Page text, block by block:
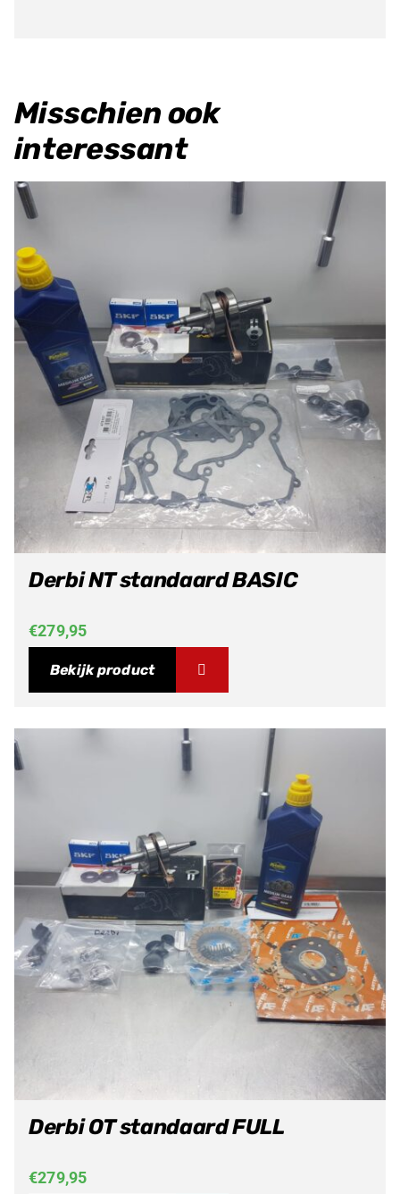
Misschien ook
interessant
Derbi NT standaard BASIC
€279,95
Bekijk product
Derbi OT standaard FULL
€279,95